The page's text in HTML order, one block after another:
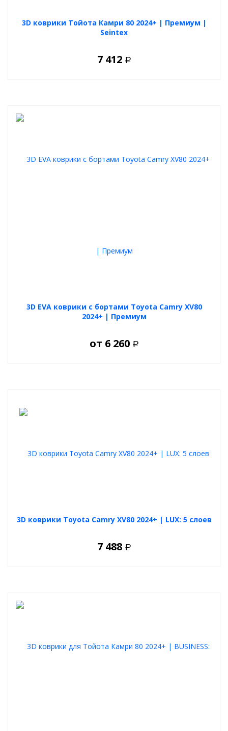
3D коврики Тойота Камри 80 2024+ | Премиум |
Seintex
7 412 Р
3D EVA коврики с бортами Toyota Camry XV80
2024+ | Премиум
от 6 260 Р
3D коврики Toyota Camry XV80 2024+ | LUX: 5 слоев
7 488 Р